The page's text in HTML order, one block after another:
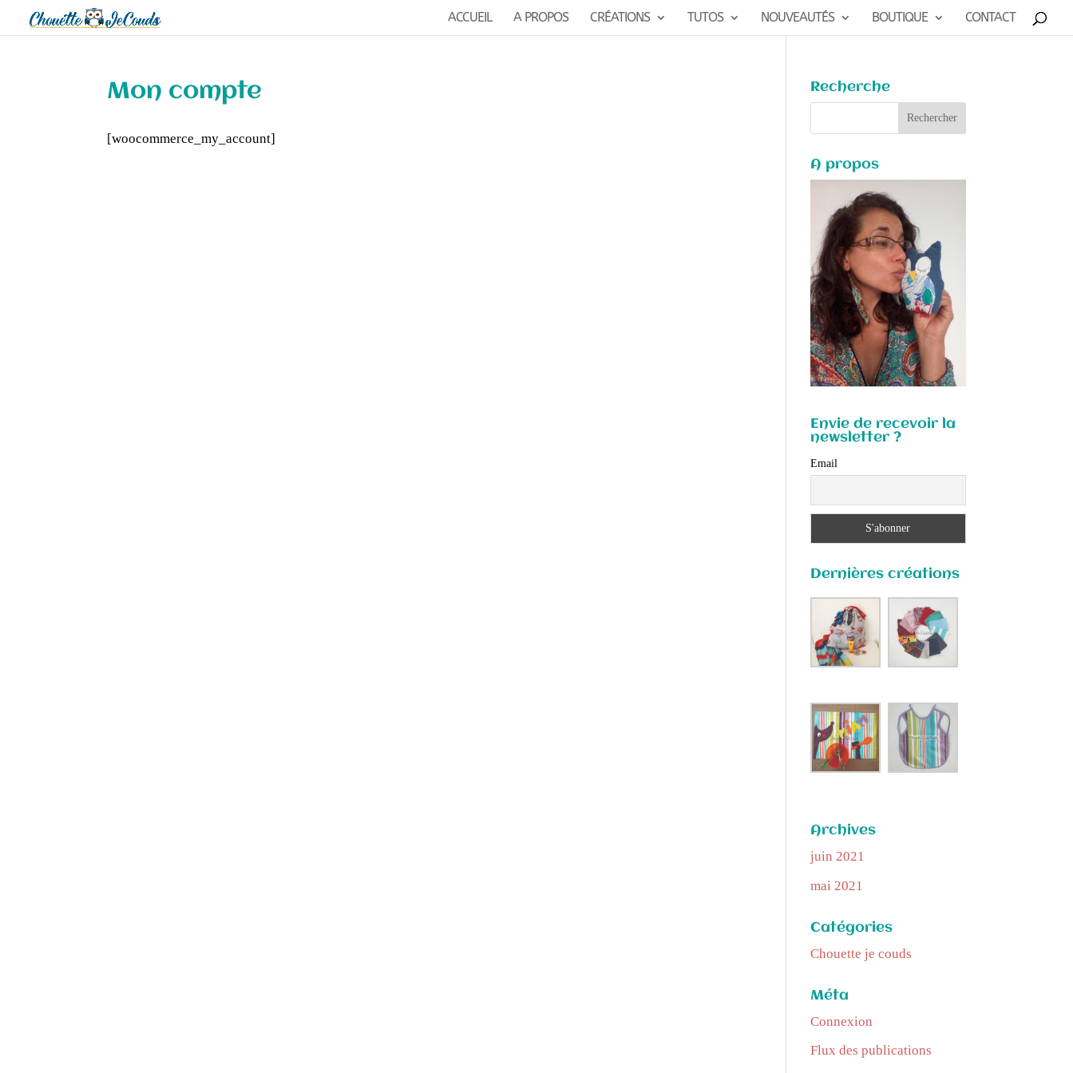
ACCUEIL A PROPOS CRÉATIONS TUTOS NOUVEAUTÉS BOUTIQUE CONTACT
Mon compte
[woocommerce_my_account]
Recherche
A propos
Envie de recevoir la
newsletter ?
Email
Dernières créations
Archives
juin 2021
mai 2021
Catégories
Chouette je couds
Méta
Connexion
Flux des publications